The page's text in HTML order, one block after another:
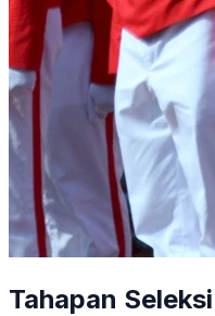
Tahapan